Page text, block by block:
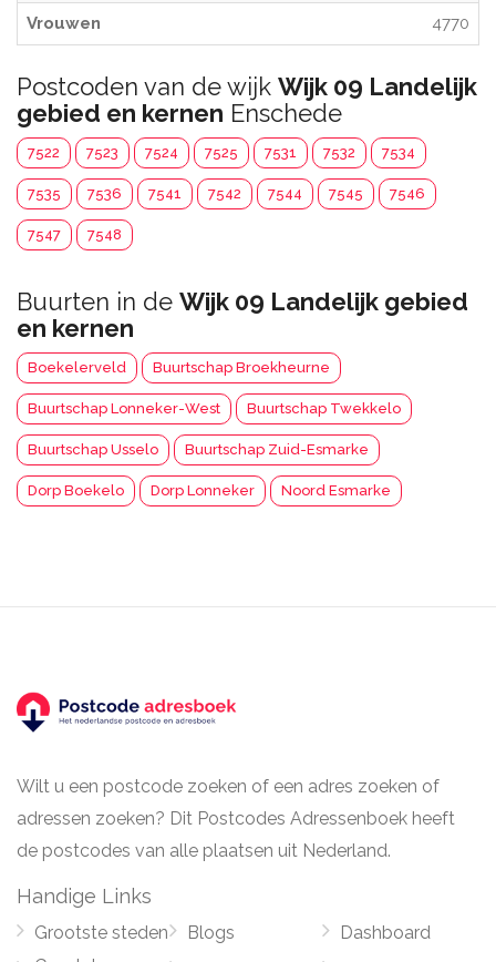
Vrouwen 4770
Postcoden van de wijk Wijk 09 Landelijk
gebied en kernen Enschede
7522 7523 7524 7525 7531 7532 7534
7535 7536 7541 7542 7544 7545 7546
7547 7548
Buurten in de Wijk 09 Landelijk gebied
en kernen
Boekelerveld Buurtschap Broekheurne
Buurtschap Lonneker-West Buurtschap Twekkelo
Buurtschap Usselo Buurtschap Zuid-Esmarke
Dorp Boekelo Dorp Lonneker Noord Esmarke
Wilt u een postcode zoeken of een adres zoeken of
adressen zoeken? Dit Postcodes Adressenboek heeft
de postcodes van alle plaatsen uit Nederland.
Handige Links
Grootste steden
Blogs
Dashboard